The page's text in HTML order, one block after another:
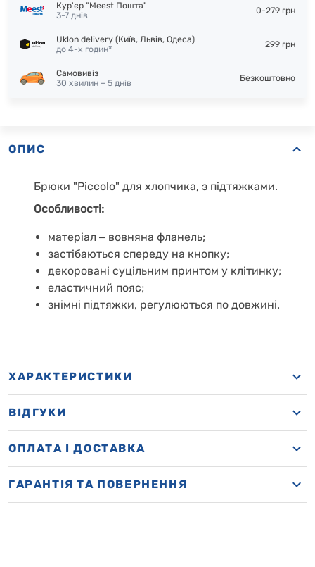
Кур'єр "Meest Пошта"
3-7 днів
0-279 грн
Uklon delivery (Київ, Львів, Одеса)
до 4-х годин*
299 грн
Самовивіз
30 хвилин – 5 днів
Безкоштовно
ОПИС
Брюки "Piccolo" для хлопчика, з підтяжками.
Особливості:
матеріал ‒ вовняна фланель;
застібаються спереду на кнопку;
декоровані суцільним принтом у клітинку;
еластичний пояс;
знімні підтяжки, регулюються по довжині.
ХАРАКТЕРИСТИКИ
ВІДГУКИ
OПЛАТА І ДОСТАВКА
ГАРАНТІЯ ТА ПОВЕРНЕННЯ